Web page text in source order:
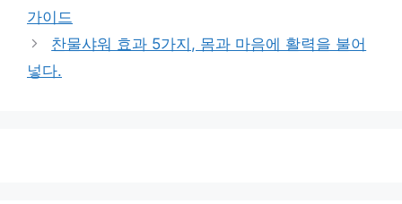
리
가이드
찬물샤워 효과 5가지, 몸과 마음에 활력을 불어
넣다.